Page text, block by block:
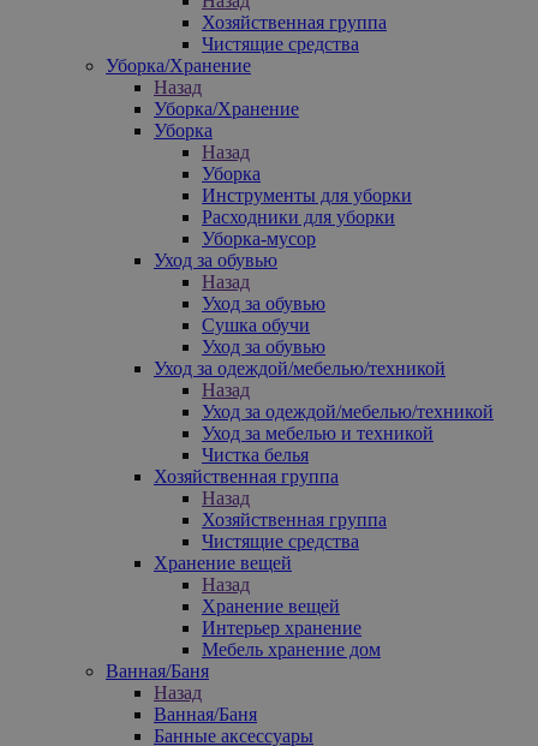
Хозяйственная группа
Чистящие средства
Уборка/Хранение
Назад
Уборка/Хранение
Уборка
Назад
Уборка
Инструменты для уборки
Расходники для уборки
Уборка-мусор
Уход за обувью
Назад
Уход за обувью
Сушка обучи
Уход за обувью
Уход за одеждой/мебелью/техникой
Назад
Уход за одеждой/мебелью/техникой
Уход за мебелью и техникой
Чистка белья
Хозяйственная группа
Назад
Хозяйственная группа
Чистящие средства
Хранение вещей
Назад
Хранение вещей
Интерьер хранение
Мебель хранение дом
Ванная/Баня
Назад
Ванная/Баня
Банные аксессуары